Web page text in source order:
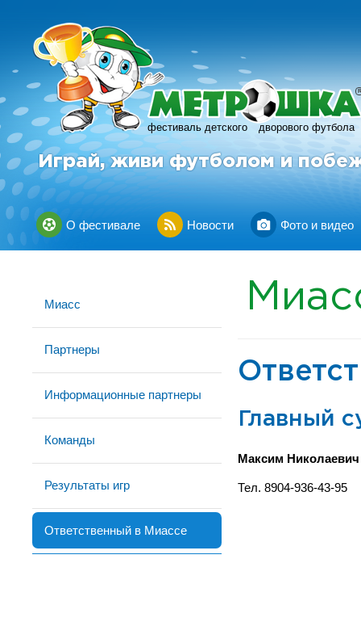
фестиваль детского дворового футбола
R
Играй, живи футболом и
О фестивале Новости Фото и видео
Миасс
Партнеры
Информационные партнеры
Команды
Результаты игр
Ответственный в Миассе
Главный
Максим
Тел. 8904-936-43-95